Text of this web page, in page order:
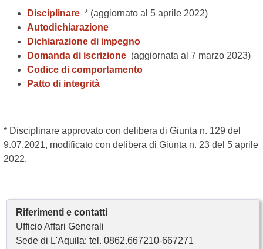
Disciplinare * (aggiornato al 5 aprile 2022)
Autodichiarazione
Dichiarazione di impegno
Domanda di iscrizione (aggiornata al 7 marzo 2023)
Codice di comportamento
Patto di integrità
* Disciplinare approvato con delibera di Giunta n. 129 del
9.07.2021, modificato con delibera di Giunta n. 23 del 5 aprile
2022.
Riferimenti e contatti
Ufficio Affari Generali
Sede di L'Aquila: tel. 0862.667210-667271